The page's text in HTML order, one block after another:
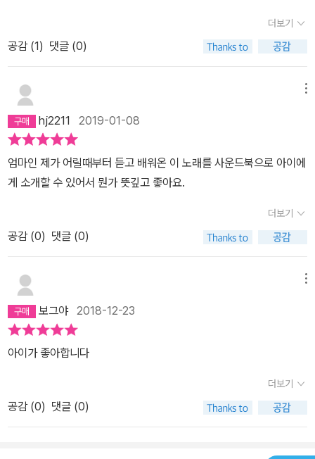
더보기
공감 (1) 댓글 (0)
hj2211 2019-01-08
엄마인 제가 어릴때부터 듣고 배워온 이 노래를 사운드북으로 아이에
게 소개할 수 있어서 뭔가 뜻깊고 좋아요.
더보기
공감 (0) 댓글 (0)
보그야2018-12-23
아이가 좋아합니다
더보기
공감 (0) 댓글 (0)